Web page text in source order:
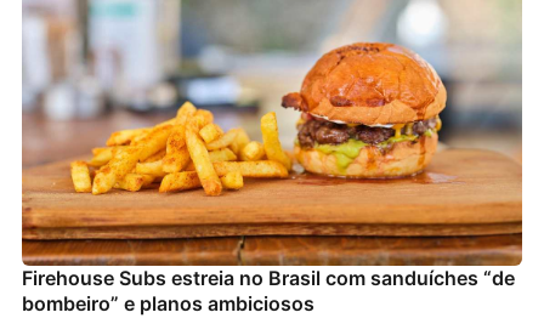
Firehouse Subs estreia no Brasil com sanduíches “de
bombeiro” e planos ambiciosos